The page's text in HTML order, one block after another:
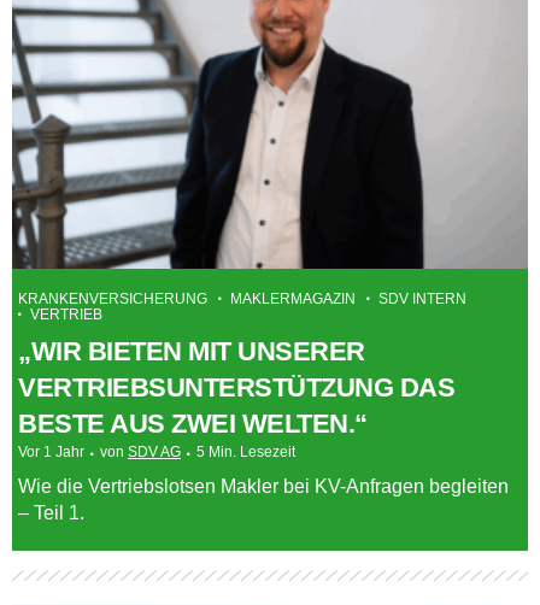
KRANKENVERSICHERUNG MAKLERMAGAZIN
SDV INTERN
VERTRIEB
„WIR BIETEN MIT UNSERER
VERTRIEBSUNTERSTÜTZUNG DAS
BESTE AUS ZWEI WELTEN.“
Vor 1 Jahr von SDV AG 5 Min. Lesezeit
Wie die Vertriebslotsen Makler bei KV-Anfragen begleiten
– Teil 1.